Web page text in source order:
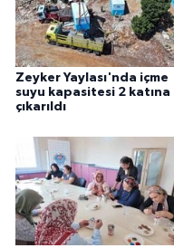
Zeyker Yaylası'nda içme
suyu kapasitesi 2 katına
çıkarıldı